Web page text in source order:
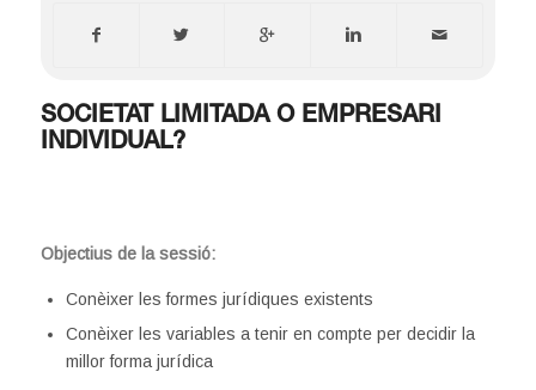
SOCIETAT LIMITADA O EMPRESARI
INDIVIDUAL?
Objectius de la sessió:
Conèixer les formes jurídiques existents
Conèixer les variables a tenir en compte per decidir la
millor forma jurídica